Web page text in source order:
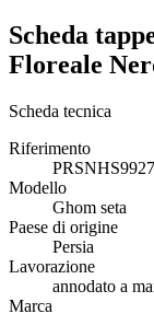
Scheda
Floreale
Scheda tecnica
Riferimento
Modello
Ghom seta
Paese di origine
Persia
Lavorazione
annodato a
Marca